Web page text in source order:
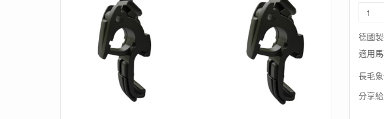
毛
象-
德
國
QL2.1
hooks
with
德國
適用
長毛
分享